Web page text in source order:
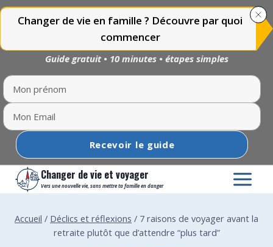
Aller
Changer de vie et voyager
Vers une nouvelle vie, sans mettre ta famille en danger
Accueil / Déclics et réflexions / 7 raisons de voyager avant la
retraite plutôt que d’attendre “plus tard”
Changer de vie en famille ? Découvre par quoi
commencer
Guide gratuit • 10 minutes • étapes simples
Recevoir le guide